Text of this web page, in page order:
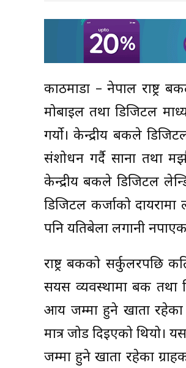
काठमाडौं – नेपाल राष्ट्र
मोबाइल तथा डिजिटल
गर्याे। केन्द्रीय बैंकले
संशोधन गर्दै साना तथा
केन्द्रीय बैंकले डिजिटल
डिजिटल कर्जाको
पनि यतिबेला लगानी
राष्ट्र बैंकको सर्कुलरपछि
सयस व्यवस्थामा बैंक तथा
आय जम्मा हुने खाता रहेका
मात्र जोड दिइएको थियो।
जम्मा हुने खाता रहेका